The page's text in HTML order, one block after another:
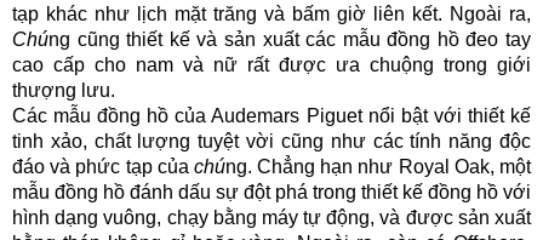
tạp khác như lịch mặt trăng và bấm giờ liên kết. Ngoài ra,
Chúng cũng thiết kế và sản xuất các mẫu đồng hồ đeo tay
cao cấp cho nam và nữ rất được ưa chuộng trong giới
thượng lưu.
Các mẫu đồng hồ của Audemars Piguet nổi bật với thiết kế
tinh xảo, chất lượng tuyệt vời cũng như các tính năng độc
đáo và phức tạp của chúng. Chẳng hạn như Royal Oak, một
mẫu đồng hồ đánh dấu sự đột phá trong thiết kế đồng hồ với
hình dạng vuông, chạy bằng máy tự động, và được sản xuất